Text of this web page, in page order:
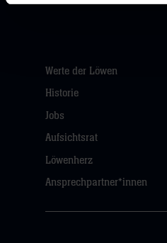
Werte der Löwen
Historie
Jobs
Aufsichtsrat
Löwenherz
Ansprechpartner*innen